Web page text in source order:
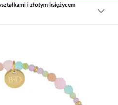
i złotym księżycem